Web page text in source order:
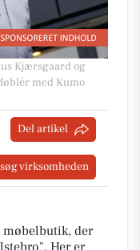
Kjærsgaard og
med Kumo
Del artikel
virksomheden
møbelbutik, der